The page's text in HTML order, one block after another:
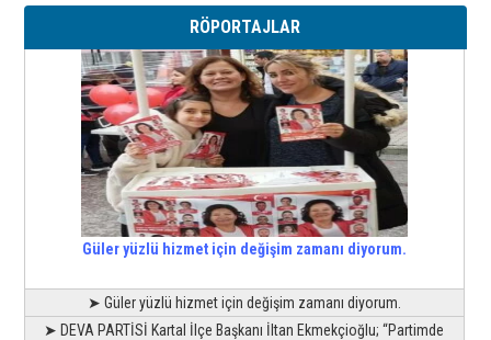
RÖPORTAJLAR
Güler yüzlü hizmet için değişim zamanı diyorum.
➤ Güler yüzlü hizmet için değişim zamanı diyorum.
➤ DEVA PARTİSİ Kartal İlçe Başkanı İltan Ekmekçioğlu; “Partimde